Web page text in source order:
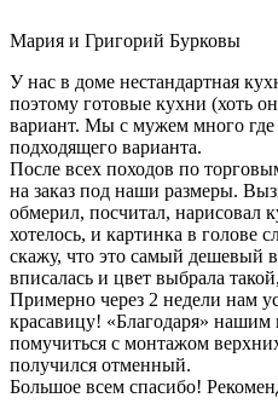
Мария и Григорий Бурковы
У нас в доме нестандартная
поэтому готовые кухни (хоть
вариант. Мы с мужем много
подходящего варианта.
После всех походов по
на заказ под наши размеры.
обмерил, посчитал, нарисовал
хотелось, и картинка в голове
скажу, что это самый дешевый
вписалась и цвет выбрала
Примерно через 2 недели нам
красавицу! «Благодаря»
помучиться с монтажом
получился отменный.
Большое всем спасибо!